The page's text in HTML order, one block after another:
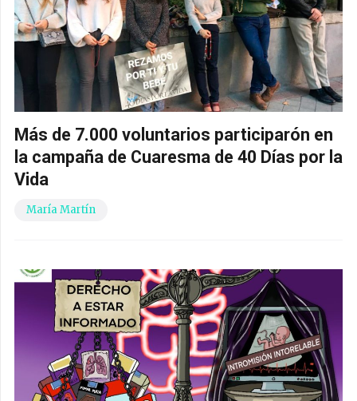
Más de 7.000 voluntarios participarón en
la campaña de Cuaresma de 40 Días por la
Vida
María Martín